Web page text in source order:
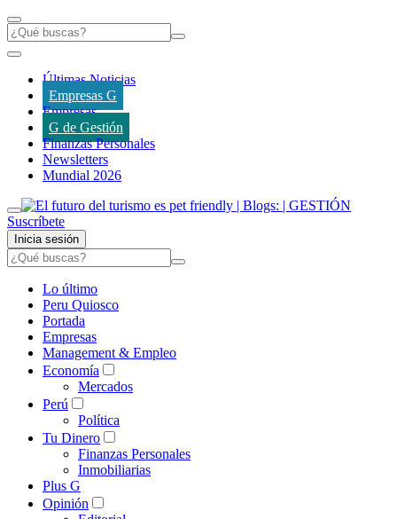
Últimas Noticias
Empresas G
Empresas
G de Gestión
Finanzas Personales
Newsletters
Mundial 2026
Suscríbete
Inicia sesión
Lo último
Peru Quiosco
Portada
Empresas
Management & Empleo
Economía
Mercados
Perú
Política
Tu Dinero
Finanzas Personales
Inmobiliarias
Plus G
Opinión